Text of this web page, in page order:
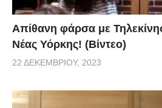
Απίθανη φάρσα με
Νέας Υόρκης! (Βίντεο)
22 ΔΕΚΕΜΒΡΊΟΥ, 2023